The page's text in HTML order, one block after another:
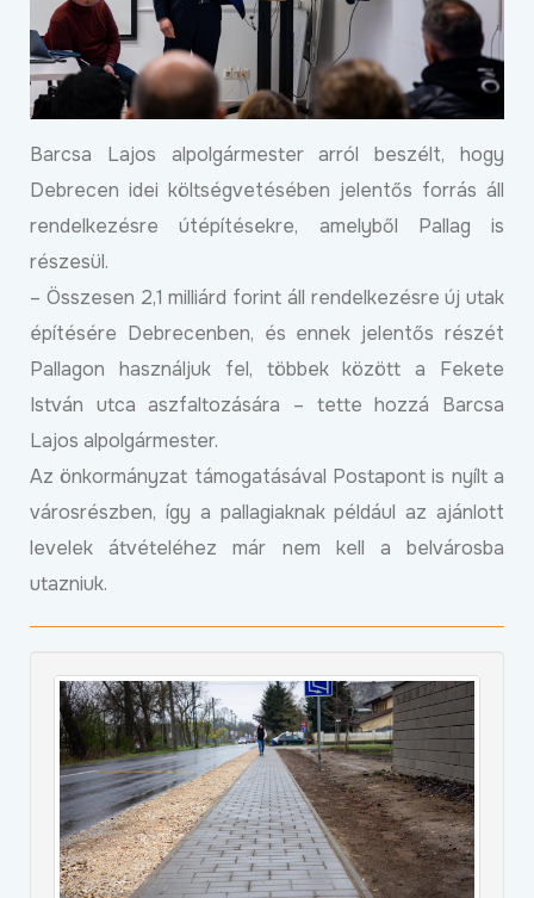
Barcsa Lajos alpolgármester arról beszélt, hogy
Debrecen idei költségvetésében jelentős forrás áll
rendelkezésre útépítésekre, amelyből Pallag is
részesül.
– Összesen 2,1 milliárd forint áll rendelkezésre új utak
építésére Debrecenben, és ennek jelentős részét
Pallagon használjuk fel, többek között a Fekete
István utca aszfaltozására – tette hozzá Barcsa
Lajos alpolgármester.
Az önkormányzat támogatásával Postapont is nyílt a
városrészben, így a pallagiaknak például az ajánlott
levelek átvételéhez már nem kell a belvárosba
utazniuk.